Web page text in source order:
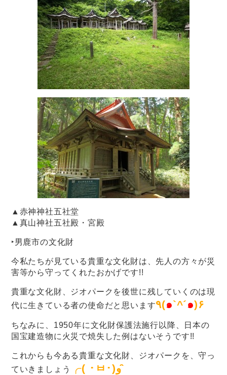
▲赤神神社五社堂
▲真山神社五社殿・宮殿
‣男鹿市の文化財
今私たちが見ている貴重な文化財は、先人の方々が災
害等から守ってくれたおかげです!!
貴重な文化財、ジオパークを後世に残していくのは現
代に生きている者の使命だと思います
٩(๑`^´๑)۶
ちなみに、1950年に文化財保護法施行以降、日本の
国宝建造物に火災で焼失した例はないそうです!!
これからも今ある貴重な文化財、ジオパークを、守っ
ていきましょう
╭( ･ㅂ･)و ̑̑